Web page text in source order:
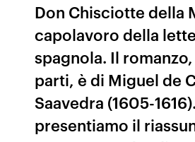
Don Chisciotte della
capolavoro della
spagnola. Il
parti, è di Miguel de
Saavedra (1605-
presentiamo il